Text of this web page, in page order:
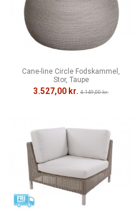
Cane-line Circle Fodskammel,
Stor, Taupe
3.527,00 kr. 4.149,00 kr.